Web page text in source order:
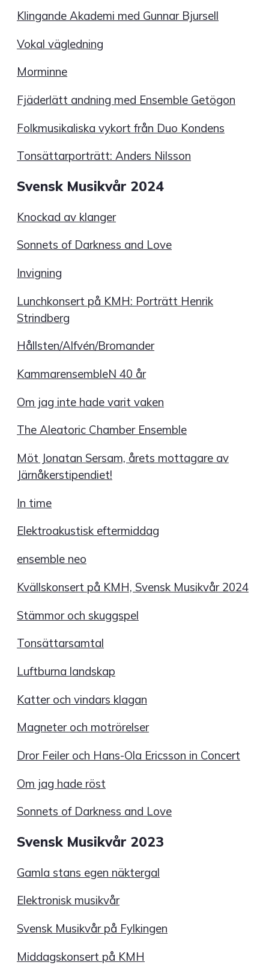
Klingande Akademi med Gunnar Bjursell
Vokal vägledning
Morminne
Fjäderlätt andning med Ensemble Getögon
Folkmusikaliska vykort från Duo Kondens
Tonsättarporträtt: Anders Nilsson
Svensk Musikvår 2024
Knockad av klanger
Sonnets of Darkness and Love
Invigning
Lunchkonsert på KMH: Porträtt Henrik
Strindberg
Hållsten/Alfvén/Bromander
KammarensembleN 40 år
Om jag inte hade varit vaken
The Aleatoric Chamber Ensemble
Möt Jonatan Sersam, årets mottagare av
Järnåkerstipendiet!
In time
Elektroakustisk eftermiddag
ensemble neo
Kvällskonsert på KMH, Svensk Musikvår 2024
Stämmor och skuggspel
Tonsättarsamtal
Luftburna landskap
Katter och vindars klagan
Magneter och motrörelser
Dror Feiler och Hans-Ola Ericsson in Concert
Om jag hade röst
Sonnets of Darkness and Love
Svensk Musikvår 2023
Gamla stans egen näktergal
Elektronisk musikvår
Svensk Musikvår på Fylkingen
Middagskonsert på KMH